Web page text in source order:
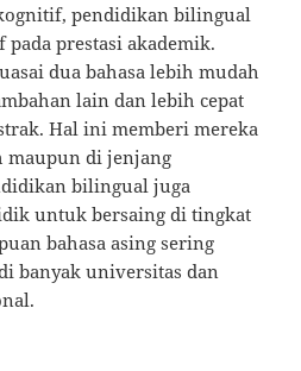
pendidikan bilingual
prestasi akademik.
dua bahasa lebih mudah
lain dan lebih cepat
Hal ini memberi mereka
maupun di jenjang
bilingual juga
untuk bersaing di tingkat
bahasa asing sering
banyak universitas dan